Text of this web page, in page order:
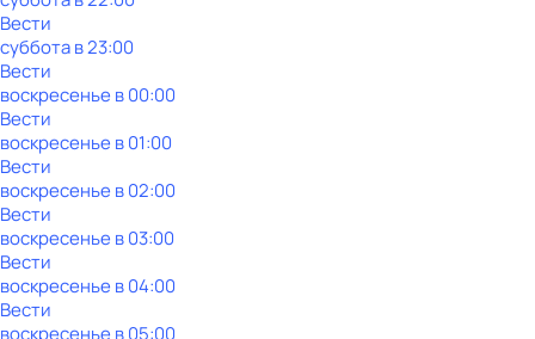
Вести
субботав23:00
Вести
воскресенье в00:00
Вести
воскресенье в01:00
Вести
воскресенье в02:00
Вести
воскресенье в03:00
Вести
воскресенье в04:00
Вести
воскресенье в05:00